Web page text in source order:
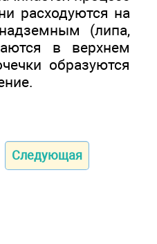
расходуются на
(липа,
в верхнем
образуются
Следующая